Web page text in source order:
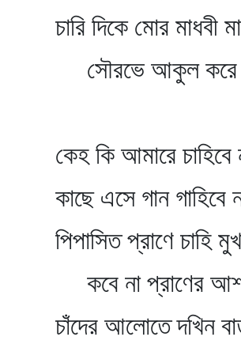
চারি দিকে মোর মাধবী
সৌরভে আকুল
কেহ কি আমারে চাহিবে
কাছে এসে গান গাহিবে
পিপাসিত প্রাণে চাহি
কবে না প্রাণের
চাঁদের আলোতে দখিন